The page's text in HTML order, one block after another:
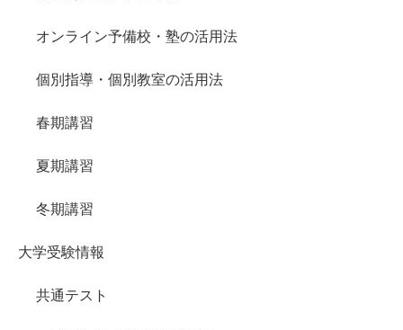
オンライン予備校・塾の活用法
個別指導・個別教室の活用法
春期講習
夏期講習
冬期講習
大学受験情報
共通テスト